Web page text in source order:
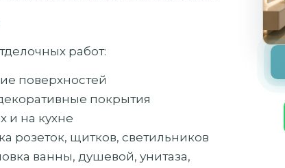
работ:
поверхностей
покрытия
и на кухне
розеток, щитков, светильников
ванны, душевой, унитаза,